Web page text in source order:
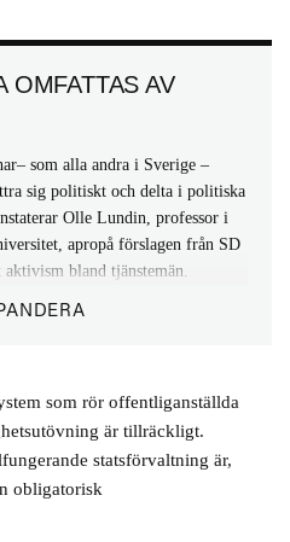
OMFATTAS AV
som alla andra i Sverige –
sig politiskt och delta i politiska
Olle Lundin, professor i
apropå förslagen från SD
bland tjänstemän.
kan redan i dag exempelvis
under arbetstiden.
dock förbättras inom andra
konstaterar bland annat att:
utanför¸ det finns ingen
som rör offentliganställda
är tillräckligt.
statsförvaltning är,
obligatorisk